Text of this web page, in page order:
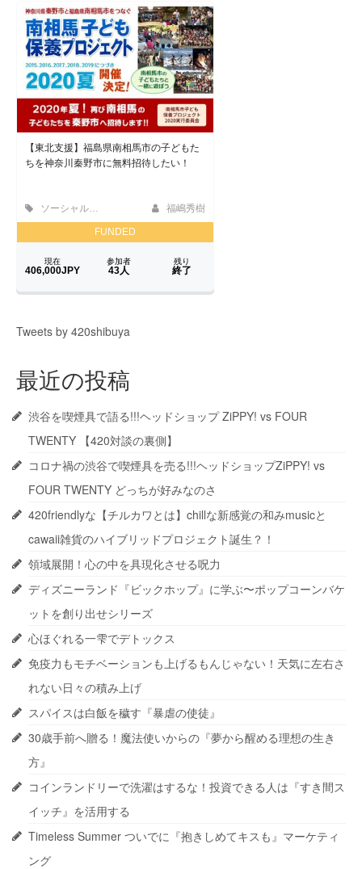
Tweets by 420shibuya
最近の投稿
渋谷を喫煙具で語る!!!ヘッドショップ ZiPPY! vs FOUR
TWENTY 【420対談の裏側】
コロナ禍の渋谷で喫煙具を売る!!!ヘッドショップZiPPY! vs
FOUR TWENTY どっちが好みなのさ
420friendlyな【チルカワとは】chillな新感覚の和みmusicと
cawaii雑貨のハイブリッドプロジェクト誕生？！
領域展開！心の中を具現化させる呪力
ディズニーランド『ビックホップ』に学ぶ〜ポップコーンバケ
ットを創り出せシリーズ
心ほぐれる一雫でデトックス
免疫力もモチベーションも上げるもんじゃない！天気に左右さ
れない日々の積み上げ
スパイスは白飯を穢す『暴虐の使徒』
30歳手前へ贈る！魔法使いからの『夢から醒める理想の生き
方』
コインランドリーで洗濯はするな！投資できる人は『すき間ス
イッチ』を活用する
Timeless Summer ついでに『抱きしめてキスも』マーケティ
ング